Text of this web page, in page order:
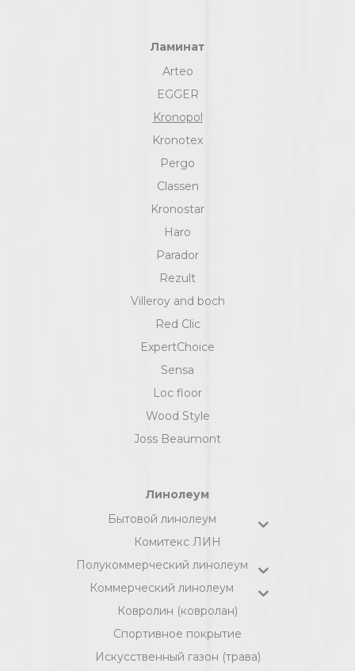
Ламинат
Arteo
EGGER
Kronopol
Kronotex
Pergo
Classen
Kronostar
Haro
Parador
Rezult
Villeroy and boch
Red Clic
ExpertChoice
Sensa
Loc floor
Wood Style
Joss Beaumont
Линолеум
Бытовой линолеум
Комитекс ЛИН
Полукоммерческий линолеум
Коммерческий линолеум
Ковролин (ковролан)
Спортивное покрытие
Искусственный газон (трава)